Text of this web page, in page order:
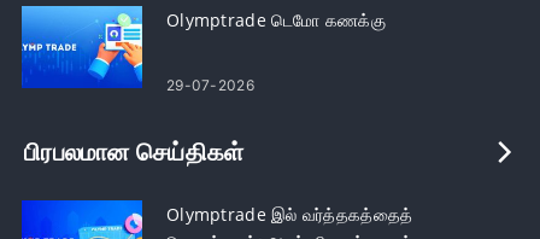
Olymptrade டெமோ கணக்கு
29-07-2026
பிரபலமான செய்திகள்
Olymptrade இல் வர்த்தகத்தைத்